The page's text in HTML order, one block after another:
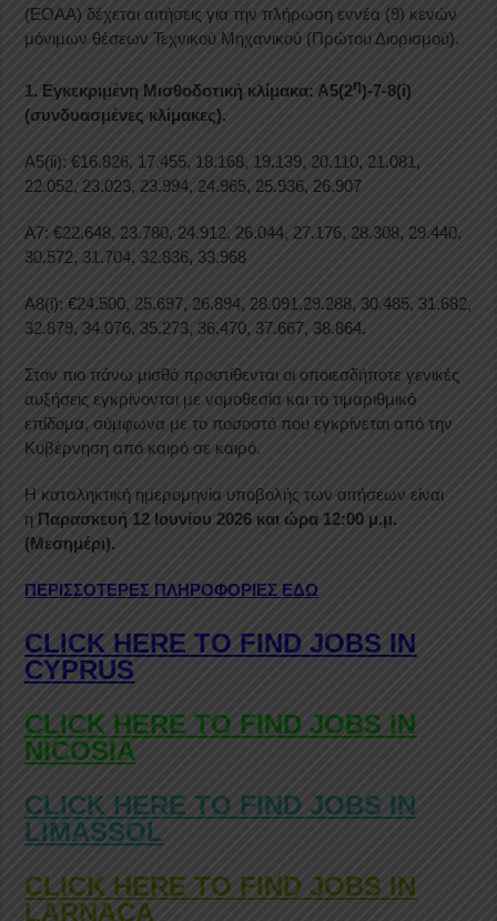
(ΕΟΑΑ) δέχεται αιτήσεις για την πλήρωση εννέα (9) κενών
μόνιμων θέσεων Τεχνικού Μηχανικού (Πρώτου Διορισμού).
1. Εγκεκριμένη Μισθοδοτική κλίμακα: Α5(2η)-7-8(ί)
(συνδυασμένες κλίμακες).
Α5(ii): €16.826, 17.455, 18.168, 19.139, 20.110, 21.081,
22.052, 23.023, 23.994, 24.965, 25.936, 26.907
Α7: €22.648, 23.780, 24.912, 26.044, 27.176, 28.308, 29.440,
30.572, 31.704, 32.836, 33.968
Α8(ί): €24.500, 25.697, 26.894, 28.091,29.288, 30.485, 31.682,
32.879, 34.076, 35.273, 36.470, 37.667, 38.864.
Στον πιο πάνω μισθό προστίθενται οι οποιεσδήποτε γενικές
αυξήσεις εγκρίνονται με νομοθεσία και το τιμαριθμικό
επίδομα, σύμφωνα με το ποσοστό που εγκρίνεται από την
Κυβέρνηση από καιρό σε καιρό.
Η καταληκτική ημερομηνία υποβολής των αιτήσεων είναι
η Παρασκευή 12 Ιουνίου 2026 και ώρα 12:00 μ.μ.
(Μεσημέρι).
ΠΕΡΙΣΣΟΤΕΡΕΣ ΠΛΗΡΟΦΟΡΙΕΣ ΕΔΩ
CLICK HERE TO FIND JOBS IN
CYPRUS
CLICK HERE TO FIND JOBS IN
NICOSIA
CLICK HERE TO FIND JOBS IN
LIMASSOL
CLICK HERE TO FIND JOBS IN
LARNACA